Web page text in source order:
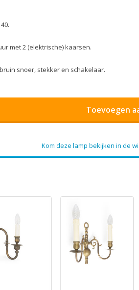
met 2 (elektrische) kaarsen.
snoer, stekker en schakelaar.
Toevoegen
Kom deze lamp bekijken in de